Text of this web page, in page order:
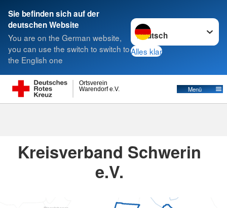
Sie befinden sich auf der
deutschen Website
You are on the German website,
you can use the switch to switch to
the English one
Sprache wechseln zu
Alles klar
Warendorf e.V.
Ortsverein
Menü
Suche
Kreisverbände
Kreisverband Schwerin
e.V.